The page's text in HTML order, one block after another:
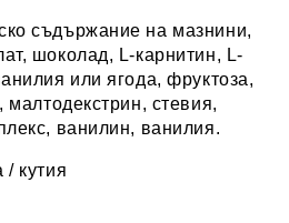
съдържание на мазнини,
шоколад, L-карнитин, L-
или ягода, фруктоза,
малтодекстрин, стевия,
ванилин, ванилия.
/ кутия